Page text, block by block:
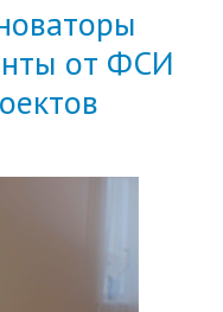
от ФСИ